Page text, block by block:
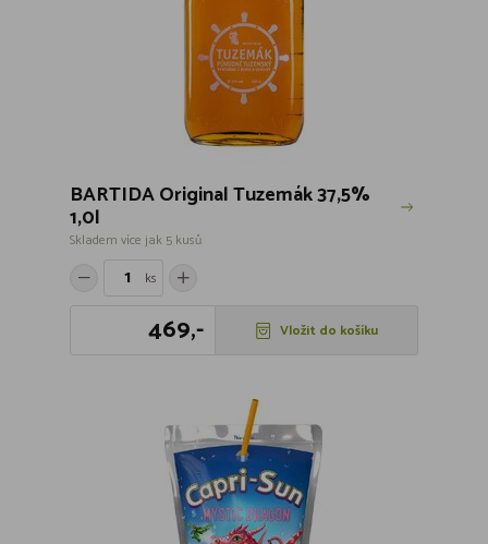
BARTIDA Original Tuzemák 37,5%
1,0l
Skladem více jak 5 kusů
ks
469,- Vložit do košíku